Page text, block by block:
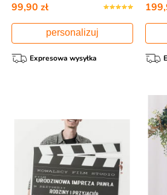
99,90 zł
personalizuj
Expresowa wysyłka